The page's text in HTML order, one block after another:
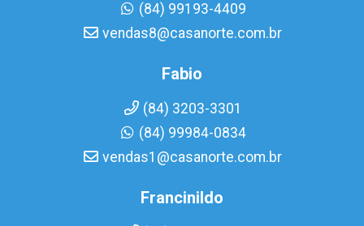
(84) 99193-4409
vendas8@casanorte.com.br
Fabio
(84) 3203-3301
(84) 99984-0834
vendas1@casanorte.com.br
Francinildo